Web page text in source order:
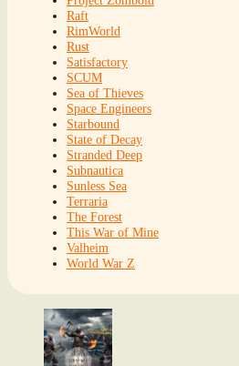
Raft
RimWorld
Rust
Satisfactory
SCUM
Sea of Thieves
Space Engineers
Starbound
State of Decay
Stranded Deep
Subnautica
Sunless Sea
Terraria
The Forest
This War of Mine
Valheim
World War Z